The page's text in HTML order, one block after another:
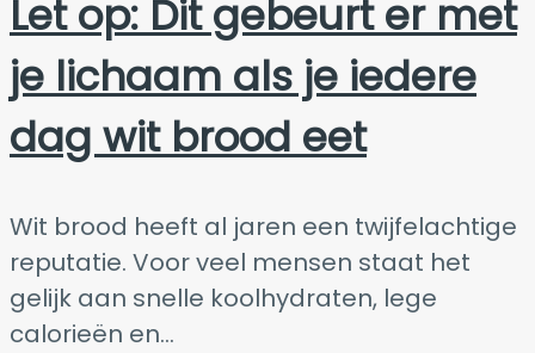
Let op: Dit gebeurt er met
je lichaam als je iedere
dag wit brood eet
Wit brood heeft al jaren een twijfelachtige
reputatie. Voor veel mensen staat het
gelijk aan snelle koolhydraten, lege
calorieën en...